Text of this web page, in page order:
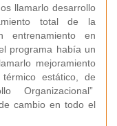
llamarlo desarrollo
total de la
entrenamiento en
programa había un
mejoramiento
estático, de
Organizacional”
cambio en todo el